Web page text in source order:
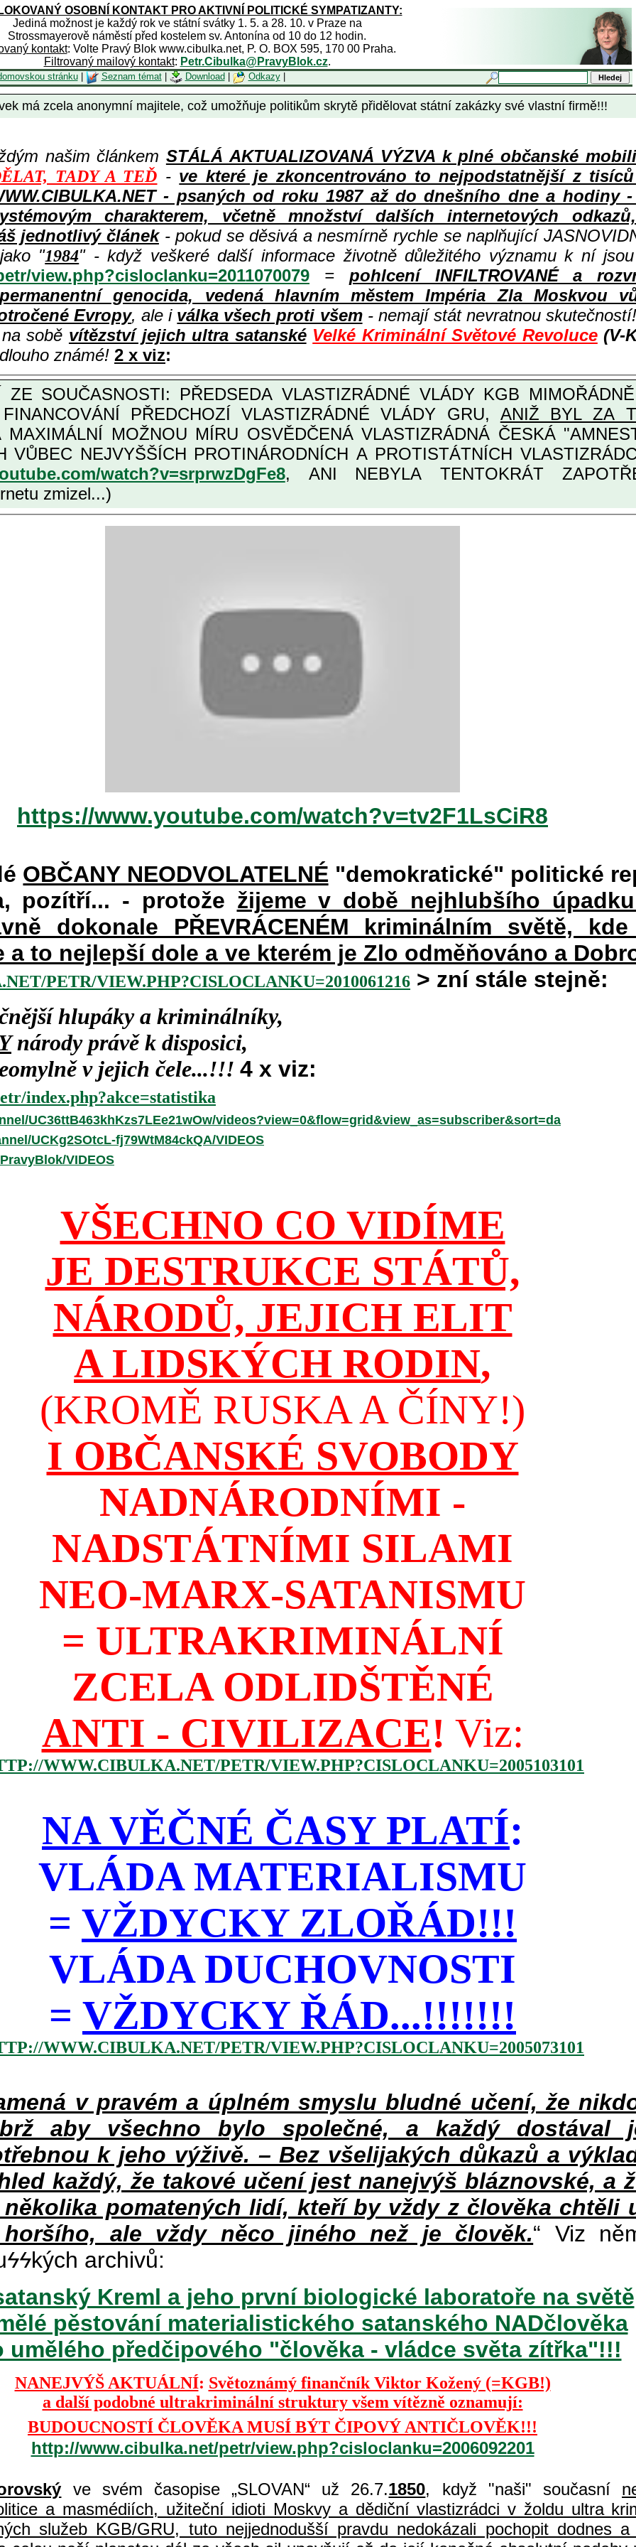
OSOBNÍ KONTAKT PRO AKTIVNÍ POLITICKÉ SYMPATIZANTY:
Jediná možnost je každý rok ve státní svátky 1. 5. a 28. 10. v Praze na
Strossmayerově náměstí před kostelem sv. Antonína od 10 do 12 hodin.
kontakt: Volte Pravý Blok www.cibulka.net, P. O. BOX 595, 170 00 Praha.
Filtrovaný mailový kontakt: Petr.Cibulka@PravyBlok.cz.
stránku| Seznam témat| Download Odkazy|
má zcela anonymní majitele, což umožňuje politikům skrytě přidělovat státní zakázky své vlastní firmě!!!
našim článkem STÁLÁ AKTUALIZOVANÁ VÝZVA k plné občanské
TADY A TEĎ - ve které je zkoncentrováno to nejpodstatnější z
- psaných od roku 1987 až do dnešního dne a hodiny
charakterem, včetně množství dalších internetových
jednotlivý článek- pokud se děsivá a nesmírně rychle se naplňující
"1984" - když veškeré další informace životně důležitého významu k ní
view.php?cisloclanku=2011070079 = pohlcení INFILTROVANÉ a
genocida, vedená hlavním městem Impéria Zla Moskvou
Evropy, ale i válka všech proti všem- nemají stát nevratnou
sobě vítězství jejich ultra satanské Velké Kriminální Světové Revoluce (V-
známé! 2 x viz:
PŘEDCHOZÍ VLASTIZRÁDNÉ VLÁDY GRU, ANIŽ BYL ZA
MÍRU OSVĚDČENÁ VLASTIZRÁDNÁ ČESKÁ "AMNESTIE", URČENÁ
VLASTIZRÁDCŮ, VIZ NAPŘ.
watch?v=srprwzDgFe8, ANI NEBYLA TENTOKRÁT
zmizel...)
https://www.youtube.com/watch?v=tv2F1LsCiR8
OBČANY NEODVOLATELNÉ"demokratické" politické
pozítří... - protože žijeme v době nejhlubšího
dokonale PŘEVRÁCENÉM kriminálním světě,
a to nejlepší dole a ve kterém je Zlo odměňováno a
PETR/VIEW.PHP?CISLOCLANKU=2010061216 > zní stále stejně:
hlupáky a kriminálníky,
národy právě k disposici,
v jejich čele...!!! 4 x viz:
index.php?akce=statistika
UC36ttB463khKzs7LEe21wOw/videos?view=0&flow=grid&view_as=subscriber&sort=da
UCKg2SOtcL-fj79WtM84ckQA/VIDEOS
VIDEOS
VŠECHNO CO VIDÍME
JE DESTRUKCE STÁTŮ,
NÁRODŮ, JEJICH ELIT
A LIDSKÝCH RODIN,
(KROMĚ RUSKA A ČÍNY!)
I OBČANSKÉ SVOBODY
NADNÁRODNÍMI -
NADSTÁTNÍMI SILAMI
NEO-MARX-SATANISMU
= ULTRAKRIMINÁLNÍ
ZCELA ODLIDŠTĚNÉ
ANTI - CIVILIZACE! Viz:
WWW.CIBULKA.NET/PETR/VIEW.PHP?CISLOCLANKU=2005103101
NA VĚČNÉ ČASY PLATÍ:
VLÁDA MATERIALISMU
= VŽDYCKY ZLOŘÁD!!!
VLÁDA DUCHOVNOSTI
= VŽDYCKY ŘÁD...!!!!!!!
WWW.CIBULKA.NET/PETR/VIEW.PHP?CISLOCLANKU=2005073101
v pravém a úplném smyslu bludné učení, že
aby všechno bylo společné, a každý dostával
k jeho výživě. – Bez všelijakých důkazů a
každý, že takové učení jest nanejvýš bláznovské, a
pomatených lidí, kteří by vždy z člověka chtěli
ale vždy něco jiného než je člověk.“ Viz
ϟϟkých archivů:
Kreml a jeho první biologické laboratoře na světě
pěstování materialistického satanského NADčlověka
umělého předčipového "člověka - vládce světa zítřka"!!!
NANEJVÝŠ AKTUÁLNÍ: Světoznámý finančník Viktor Kožený (=KGB!)
a další podobné ultrakriminální struktury všem vítězně oznamují:
BUDOUCNOSTÍ ČLOVĚKA MUSÍ BÝT ČIPOVÝ ANTIČLOVĚK!!!
http://www.cibulka.net/petr/view.php?cisloclanku=2006092201
ve svém časopise „SLOVAN“ už 26.7.1850, když "naši" současní
a masmédiích, užiteční idioti Moskvy a dědiční vlastizrádci v žoldu ultra
služeb KGB/GRU, tuto nejjednodušší pravdu nedokázali pochopit dodnes